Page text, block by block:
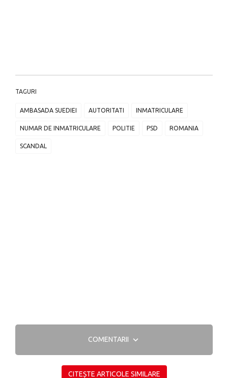
TAGURI
AMBASADA SUEDIEI AUTORITATI INMATRICULARE
NUMAR DE INMATRICULARE POLITIE PSD ROMANIA
SCANDAL
COMENTARII
CITEȘTE ARTICOLE SIMILARE